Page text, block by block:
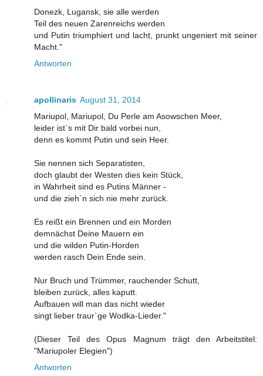
Donezk, Lugansk, sie alle werden
Teil des neuen Zarenreichs werden
und Putin triumphiert und lacht, prunkt ungeniert mit seiner
Macht."
Antworten
apollinaris August 31, 2014
Mariupol, Mariupol, Du Perle am Asowschen Meer,
leider ist`s mit Dir bald vorbei nun,
denn es kommt Putin und sein Heer.
Sie nennen sich Separatisten,
doch glaubt der Westen dies kein Stück,
in Wahrheit sind es Putins Männer -
und die zieh`n sich nie mehr zurück.
Es reißt ein Brennen und ein Morden
demnächst Deine Mauern ein
und die wilden Putin-Horden
werden rasch Dein Ende sein.
Nur Bruch und Trümmer, rauchender Schutt,
bleiben zurück, alles kaputt.
Aufbauen will man das nicht wieder
singt lieber traur`ge Wodka-Lieder."
(Dieser Teil des Opus Magnum trägt den Arbeitstitel:
"Mariupoler Elegien")
Antworten